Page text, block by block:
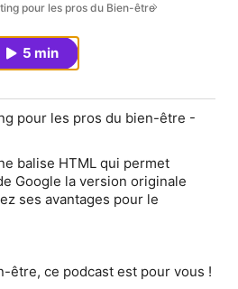
pour les pros du Bien-être
5 min
pour les pros du bien-être -
balise HTML qui permet
Google la version originale
ses avantages pour le
être, ce podcast est pour vous !